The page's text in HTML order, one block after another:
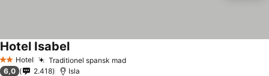
2 Stjerner
Hotel Traditionel spansk madSe priser
Hotel IsabelSe priser
6,0 2.418 Isla